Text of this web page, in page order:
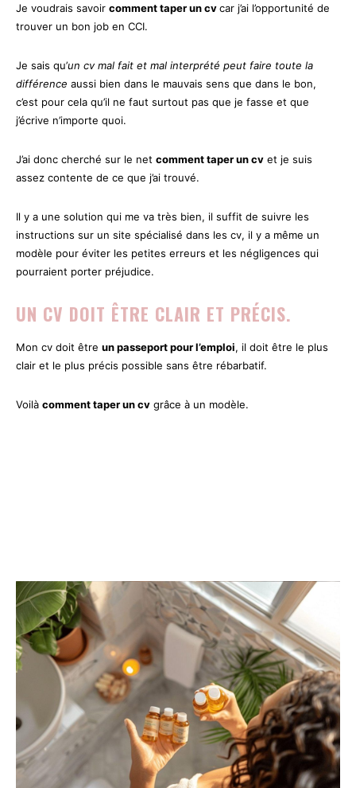
Je voudrais savoir comment taper un cvcar j’ai l’opportunité de
trouver un bon job en CCI.
Je sais qu’un cv mal fait et mal interprété peut faire toute la
différence aussi bien dans le mauvais sens que dans le bon,
c’est pour cela qu’il ne faut surtout pas que je fasse et que
j’écrive n’importe quoi.
J’ai donc cherché sur le net comment taper un cv et je suis
assez contente de ce que j’ai trouvé.
Il y a une solution qui me va très bien, il suffit de suivre les
instructions sur un site spécialisé dans les cv, il y a même un
modèle pour éviter les petites erreurs et les négligences qui
pourraient porter préjudice.
UN CV DOIT ÊTRE CLAIR ET PRÉCIS.
Mon cv doit être un passeport pour l’emploi, il doit être le plus
clair et le plus précis possible sans être rébarbatif.
Voilà comment taper un cv grâce à un modèle.